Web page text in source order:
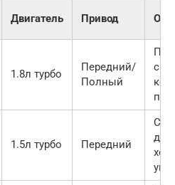
Двигатель Привод
1.8л турбо
Передний/
Полный
1.5л турбо Передний